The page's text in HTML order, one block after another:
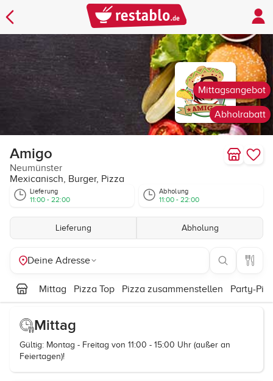
Abholrabatt
Mittagsangebot
Amigo
Neumünster
Mexicanisch, Burger, Pizza
Lieferung
11:00 - 22:00
Abholung
11:00 - 22:00
Lieferung Abholung
Deine Adresse
Mittag Pizza Top Pizza zusammenstellen Party-
Mittag
Gültig: Montag - Freitag von 11:00 - 15:00 Uhr (außer an
Feiertagen)!